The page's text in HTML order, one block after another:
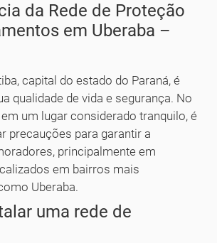
da Rede de Proteção
em Uberaba –
capital do estado do Paraná, é
qualidade de vida e segurança. No
um lugar considerado tranquilo, é
precauções para garantir a
principalmente em
em bairros mais
Uberaba.
uma rede de